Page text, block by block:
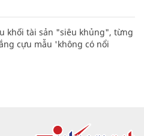
khối tài sản "siêu khủng", từng
cựu mẫu 'không có nổi